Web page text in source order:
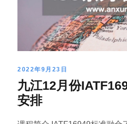
2022年9月23日
九江12月份
安排